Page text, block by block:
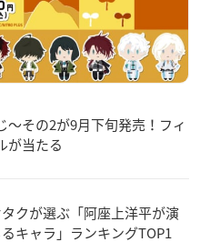
～その2が9月下旬発売！フィ
が当たる
クが選ぶ「阿座上洋平が演
るキャラ」ランキングTOP1